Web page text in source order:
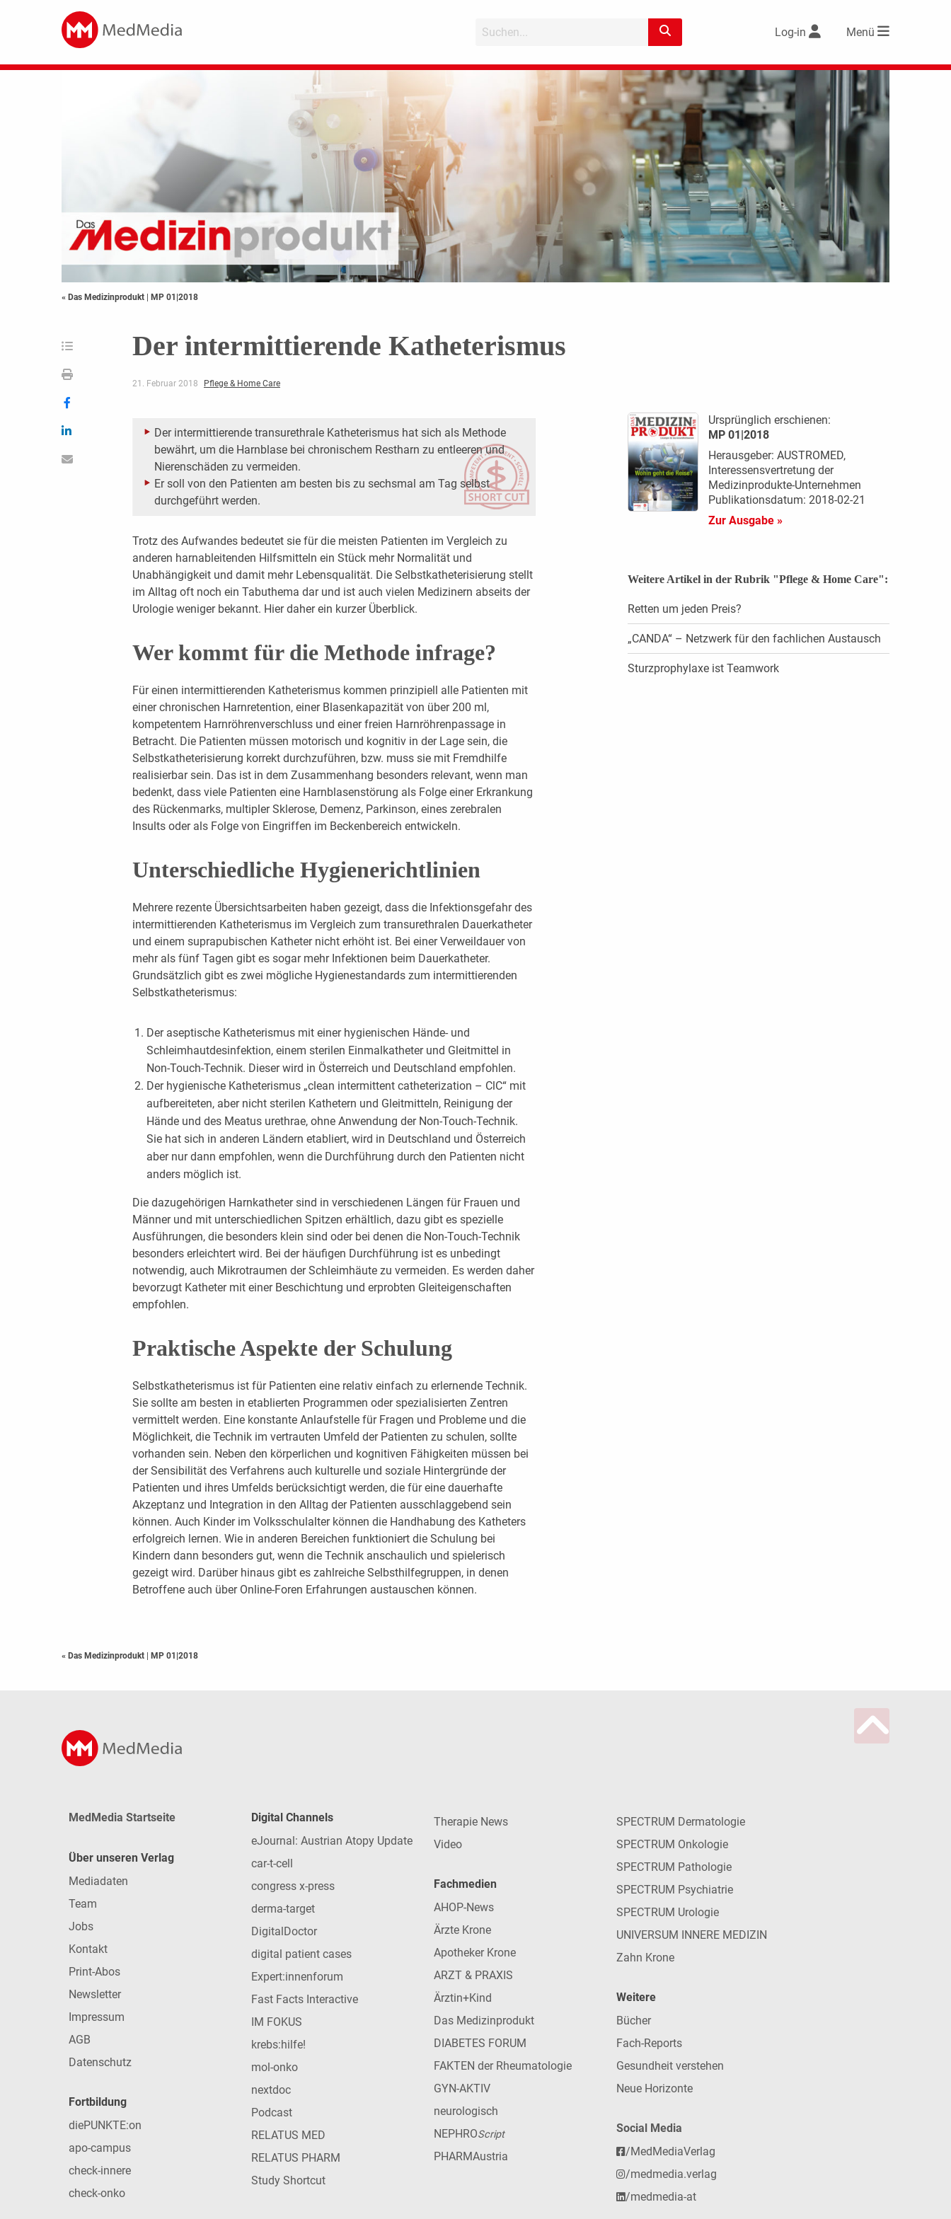
Log-in Menü
« Das Medizinprodukt | MP 01|2018
Der intermittierende Katheterismus
21. Februar 2018 Pflege & Home Care
Der intermittierende transurethrale Katheterismus hat sich als Methode
bewährt, um die Harnblase bei chronischem Restharn zu entleeren und
Nierenschäden zu vermeiden.
Er soll von den Patienten am besten bis zu sechsmal am Tag selbst
durchgeführt werden.
Trotz des Aufwandes bedeutet sie für die meisten Patienten im Vergleich zu
anderen harnableitenden Hilfsmitteln ein Stück mehr Normalität und
Unabhängigkeit und damit mehr Lebensqualität. Die Selbstkatheterisierung stellt
im Alltag oft noch ein Tabuthema dar und ist auch vielen Medizinern abseits der
Urologie weniger bekannt. Hier daher ein kurzer Überblick.
Wer kommt für die Methode infrage?
Für einen intermittierenden Katheterismus kommen prinzipiell alle Patienten mit
einer chronischen Harnretention, einer Blasenkapazität von über 200 ml,
kompetentem Harnröhrenverschluss und einer freien Harnröhrenpassage in
Betracht. Die Patienten müssen motorisch und kognitiv in der Lage sein, die
Selbstkatheterisierung korrekt durchzuführen, bzw. muss sie mit Fremdhilfe
realisierbar sein. Das ist in dem Zusammenhang besonders relevant, wenn man
bedenkt, dass viele Patienten eine Harnblasenstörung als Folge einer Erkrankung
des Rückenmarks, multipler Sklerose, Demenz, Parkinson, eines zerebralen
Insults oder als Folge von Eingriffen im Beckenbereich entwickeln.
Unterschiedliche Hygienerichtlinien
Mehrere rezente Übersichtsarbeiten haben gezeigt, dass die Infektionsgefahr des
intermittierenden Katheterismus im Vergleich zum transurethralen Dauerkatheter
und einem suprapubischen Katheter nicht erhöht ist. Bei einer Verweildauer von
mehr als fünf Tagen gibt es sogar mehr Infektionen beim Dauerkatheter.
Grundsätzlich gibt es zwei mögliche Hygienestandards zum intermittierenden
Selbstkatheterismus:
Der aseptische Katheterismus mit einer hygienischen Hände- und
Schleimhautdesinfektion, einem sterilen Einmalkatheter und Gleitmittel in
Non-Touch-Technik. Dieser wird in Österreich und Deutschland empfohlen.
Der hygienische Katheterismus „clean intermittent catheterization – ClC“ mit
aufbereiteten, aber nicht sterilen Kathetern und Gleitmitteln, Reinigung der
Hände und des Meatus urethrae, ohne Anwendung der Non-Touch-Technik.
Sie hat sich in anderen Ländern etabliert, wird in Deutschland und Österreich
aber nur dann empfohlen, wenn die Durchführung durch den Patienten nicht
anders möglich ist.
Die dazugehörigen Harnkatheter sind in verschiedenen Längen für Frauen und
Männer und mit unterschiedlichen Spitzen erhältlich, dazu gibt es spezielle
Ausführungen, die besonders klein sind oder bei denen die Non-Touch-Technik
besonders erleichtert wird. Bei der häufigen Durchführung ist es unbedingt
notwendig, auch Mikrotraumen der Schleimhäute zu vermeiden. Es werden daher
bevorzugt Katheter mit einer Beschichtung und erprobten Gleiteigenschaften
empfohlen.
Praktische Aspekte der ­Schulung
Selbstkatheterismus ist für Patienten eine relativ einfach zu erlernende Technik.
Sie sollte am besten in etablierten Programmen oder spezialisierten Zentren
vermittelt werden. Eine konstante Anlaufstelle für Fragen und Probleme und die
Möglichkeit, die Technik im vertrauten Umfeld der Patienten zu schulen, sollte
vorhanden sein. Neben den körperlichen und kognitiven Fähigkeiten müssen bei
der Sensibilität des Verfahrens auch kulturelle und soziale Hintergründe der
Patienten und ihres Umfelds berücksichtigt werden, die für eine dauerhafte
Akzeptanz und Integration in den Alltag der Patienten ausschlaggebend sein
können. Auch Kinder im Volksschulalter können die Handhabung des Katheters
erfolgreich lernen. Wie in anderen Bereichen funktioniert die Schulung bei
Kindern dann besonders gut, wenn die Technik anschaulich und spielerisch
gezeigt wird. Darüber hinaus gibt es zahlreiche Selbsthilfegruppen, in denen
Betroffene auch über Online-Foren Erfahrungen austauschen können.
Ursprünglich erschienen:
MP 01|2018
Herausgeber: AUSTROMED,
Interessensvertretung der
Medizinprodukte-Unternehmen
Publikationsdatum: 2018-02-21
Zur Ausgabe »
Weitere Artikel in der Rubrik "Pflege & Home Care":
Retten um jeden Preis?
„CANDA“ – Netzwerk für den fachlichen Austausch
Sturzprophylaxe ist Teamwork
« Das Medizinprodukt | MP 01|2018
MedMedia Startseite
Über unseren Verlag
Mediadaten
Team
Jobs
Kontakt
Print-Abos
Newsletter
Impressum
AGB
Datenschutz
Fortbildung
diePUNKTE:on
apo-campus
check-innere
check-onko
Digital Channels
eJournal: Austrian Atopy Update
car-t-cell
congress x-press
derma-target
DigitalDoctor
digital patient cases
Expert:innenforum
Fast Facts Interactive
IM FOKUS
krebs:hilfe!
mol-onko
nextdoc
Podcast
RELATUS MED
RELATUS PHARM
Study Shortcut
Therapie News
Video
Fachmedien
AHOP-News
Ärzte Krone
Apotheker Krone
ARZT & PRAXIS
Ärztin+Kind
Das Medizinprodukt
DIABETES FORUM
FAKTEN der Rheumatologie
GYN-AKTIV
neurologisch
NEPHROScript
PHARMAustria
SPECTRUM Dermatologie
SPECTRUM Onkologie
SPECTRUM Pathologie
SPECTRUM Psychiatrie
SPECTRUM Urologie
UNIVERSUM INNERE MEDIZIN
Zahn Krone
Weitere
Bücher
Fach-Reports
Gesundheit verstehen
Neue Horizonte
Social Media
/MedMediaVerlag
/medmedia.verlag
/medmedia-at